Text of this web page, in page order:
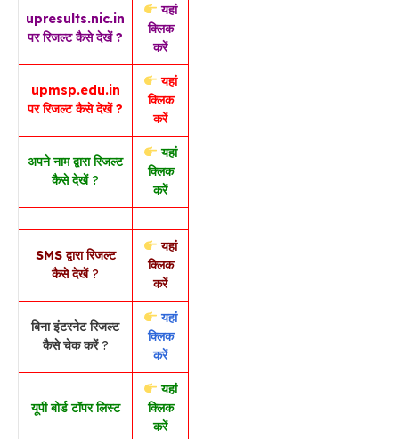
upresults.nic.in
पर रिजल्ट कैसे देखें ?
यहां
क्लिक
करें
upmsp.edu.in
पर रिजल्ट कैसे देखें ?
यहां
क्लिक
करें
अपने नाम द्वारा रिजल्ट
कैसे देखें?
यहां
क्लिक
करें
SMS द्वारा रिजल्ट
कैसे देखें?
यहां
क्लिक
करें
बिना इंटरनेट रिजल्ट
कैसे चेक करें?
यहां
क्लिक
करें
यूपी बोर्ड टॉपर लिस्ट
यहां
क्लिक
करें